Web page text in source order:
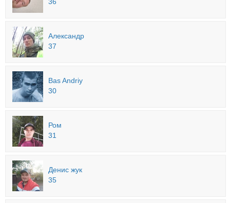
Александр
37
Bas Andriy
30
Ром
31
Денис жук
35